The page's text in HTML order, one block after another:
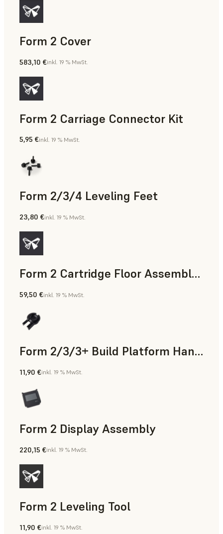
Form 2 Cover
583,10 €inkl. 19 % MwSt.
Form 2 Carriage Connector Kit
5,95 €inkl. 19 % MwSt.
Form 2/3/4 Leveling Feet
23,80 €inkl. 19 % MwSt.
Form 2 Cartridge Floor Assembly with Drip Catcher
59,50 €inkl. 19 % MwSt.
Form 2/3/3+ Build Platform Handle
11,90 €inkl. 19 % MwSt.
Form 2 Display Assembly
220,15 €inkl. 19 % MwSt.
Form 2 Leveling Tool
11,90 €inkl. 19 % MwSt.